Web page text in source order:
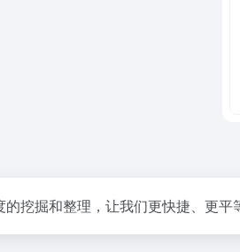
挖掘和整理，让我们更快捷、更平